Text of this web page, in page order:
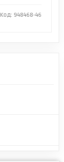
Код: 948468-46